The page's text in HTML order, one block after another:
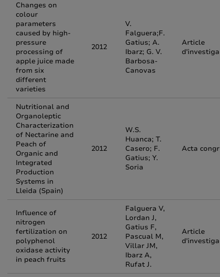
Changes on
colour
parameters
caused by high-
pressure
processing of
apple juice made
from six
different
varieties
2012
V.
Falguera;F.
Gatius; A.
Ibarz; G. V.
Barbosa-
Canovas
Article
Nutritional and
Organoleptic
Characterization
of Nectarine and
Peach of
Organic and
Integrated
Production
Systems in
Lleida (Spain)
2012
W.S.
Huanca; T.
Casero; F.
Gatius; Y.
Soria
Acta
Influence of
nitrogen
fertilization on
polyphenol
oxidase activity
in peach fruits
2012
Falguera V,
Lordan J,
Gatius F,
Pascual M,
Villar JM,
Ibarz A,
Rufat J.
Article